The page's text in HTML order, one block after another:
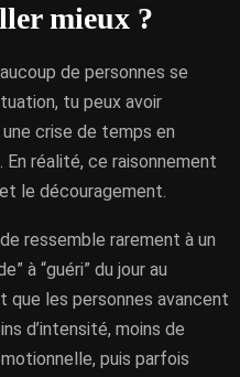
mieux ?
de personnes se
tu peux avoir
une crise de temps en
réalité, ce raisonnement
le découragement.
ressemble rarement à un
à “guéri” du jour au
que les personnes avancent
d’intensité, moins de
puis parfois